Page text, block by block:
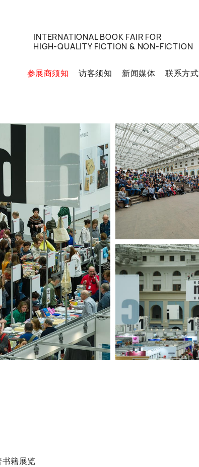
INTERNATIONAL BOOK FAIR FOR
HIGH-QUALITY FICTION & NON-FICTION
参展商须知 访客须知 新闻媒体 联系方式
籍展览